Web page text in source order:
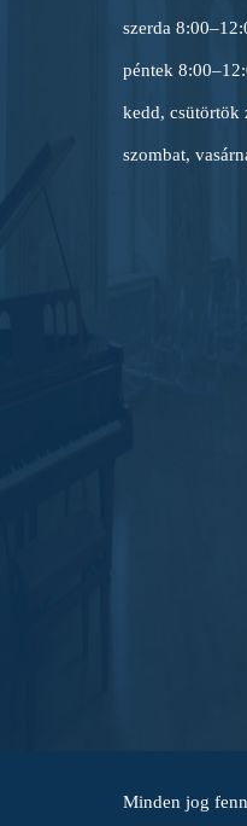
szerda
péntek
kedd, csütörtök
szombat,
Minden jog